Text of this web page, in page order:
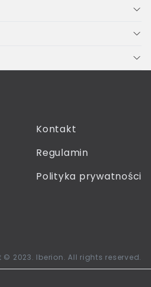
Kontakt
Regulamin
Polityka prywatności
© 2023. Iberion. All rights reserved.